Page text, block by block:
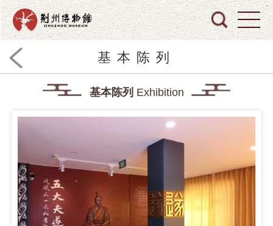
基本陈列
基本陈列 Exhibition